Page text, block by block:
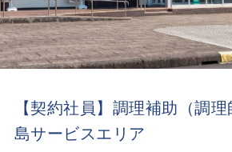
【契約社員】調理補助（調
島サービスエリア